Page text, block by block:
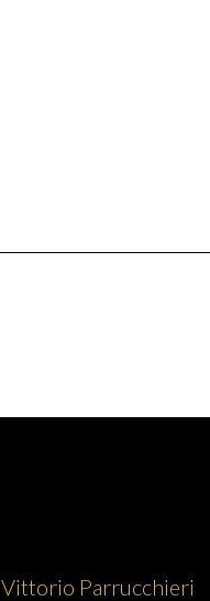
Vittorio Parrucchieri